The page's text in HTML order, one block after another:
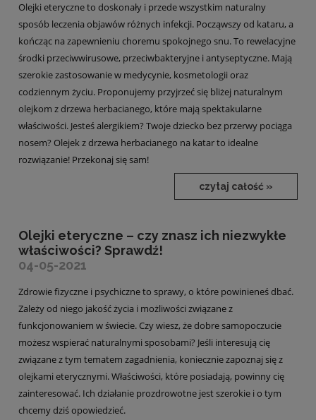
Olejki eteryczne to doskonały i przede wszystkim naturalny
sposób leczenia objawów różnych infekcji. Począwszy od kataru, a
kończąc na zapewnieniu choremu spokojnego snu. To rewelacyjne
środki przeciwwirusowe, przeciwbakteryjne i antyseptyczne. Mają
szerokie zastosowanie w medycynie, kosmetologii oraz
codziennym życiu. Proponujemy przyjrzeć się bliżej naturalnym
olejkom z drzewa herbacianego, które mają spektakularne
właściwości. Jesteś alergikiem? Twoje dziecko bez przerwy pociąga
nosem? Olejek z drzewa herbacianego na katar to idealne
rozwiązanie! Przekonaj się sam!
czytaj całość »
Olejki eteryczne – czy znasz ich niezwykłe
właściwości? Sprawdź!
04-05-2021
Zdrowie fizyczne i psychiczne to sprawy, o które powinieneś dbać.
Zależy od niego jakość życia i możliwości związane z
funkcjonowaniem w świecie. Czy wiesz, że dobre samopoczucie
możesz wspierać naturalnymi sposobami? Jeśli interesują cię
związane z tym tematem zagadnienia, koniecznie zapoznaj się z
olejkami eterycznymi. Właściwości, które posiadają, powinny cię
zainteresować. Ich działanie prozdrowotne jest szerokie i o tym
chcemy dziś opowiedzieć.